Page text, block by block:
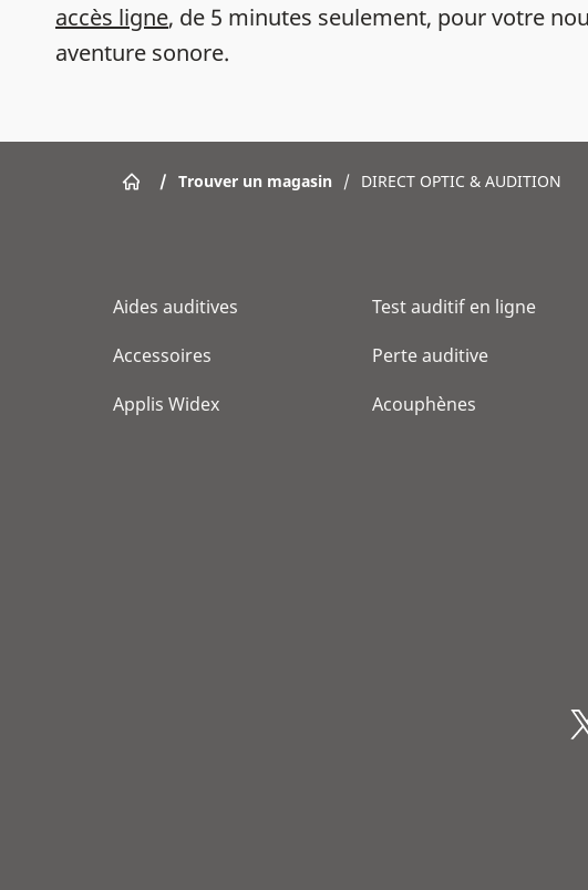
accès ligne, de 5 minutes seulement, pour votre
aventure sonore.
/ Trouver un magasin / DIRECT OPTIC & AUDITION
Aides auditives
Accessoires
Applis Widex
Test auditif en ligne
Perte auditive
Acouphènes